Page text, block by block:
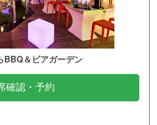
BBQ＆ビアガーデン
確認・予約